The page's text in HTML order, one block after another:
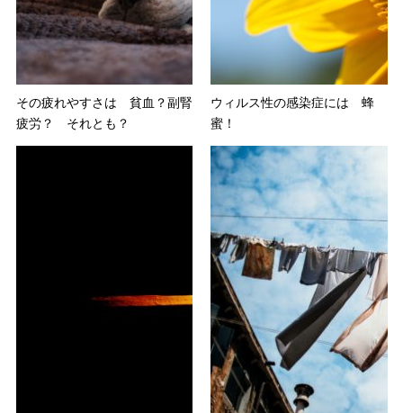
その疲れやすさは 貧血？副腎
疲労？ それとも？
ウィルス性の感染症には 蜂
蜜！